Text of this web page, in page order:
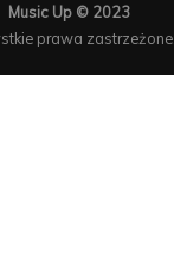
Music Up © 2023
prawa zastrzeżone.